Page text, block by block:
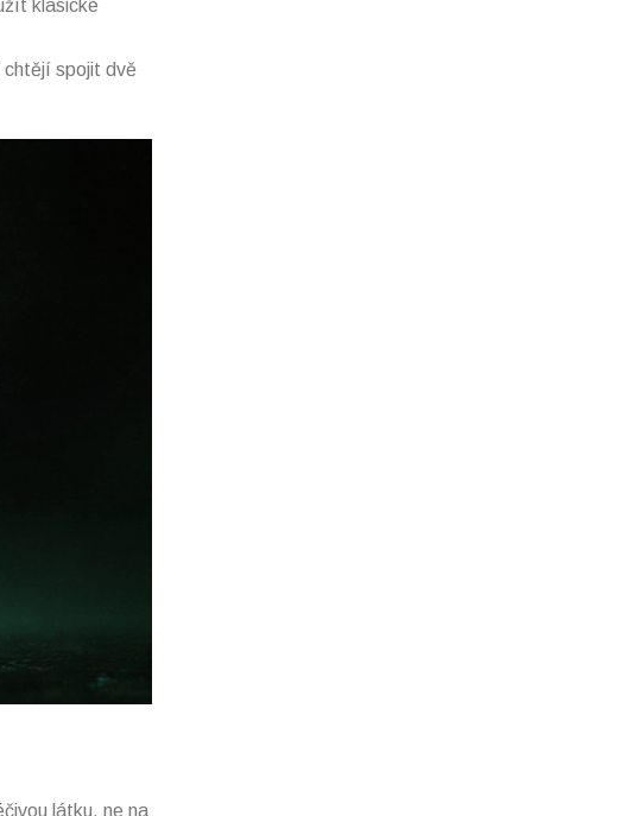
klasické
chtějí spojit dvě
látku, ne na